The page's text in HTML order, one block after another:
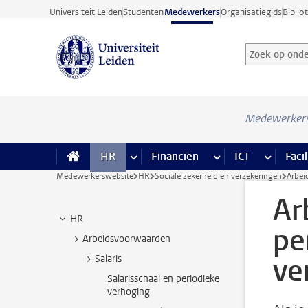
Ga direct naar de inhoud
Universiteit LeidenStudentenMedewerkersOrganisatiegids
Zoek op
Zoekterm
HR meer HR pagina’s
Financiën meer Financiën
ICT meer ICT
Medewerkerswebsite HR Sociale zekerheid en verzekeringen
HR
Arbeidsvoorwaarden
Salaris
Salarisschaal en periodieke
verhoging